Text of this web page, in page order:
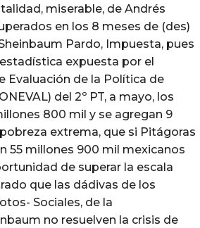
miserable, de Andrés
en los 8 meses de (des)
Pardo, Impuesta, pues
expuesta por el
Evaluación de la Política de
del 2º PT, a mayo, los
800 mil y se agregan 9
extrema, que si Pitágoras
55 millones 900 mil mexicanos
de superar la escala
que las dádivas de los
Sociales, de la
no resuelven la crisis de